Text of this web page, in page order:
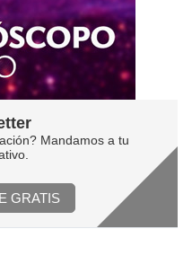
Mandamos a tu
GRATIS